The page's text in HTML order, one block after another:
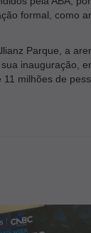
formal, como
Parque, a
inauguração,
milhões de